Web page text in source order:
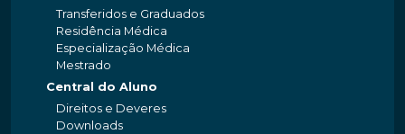
Transferidos e Graduados
Residência Médica
Especialização Médica
Mestrado
Central do Aluno
Direitos e Deveres
Downloads